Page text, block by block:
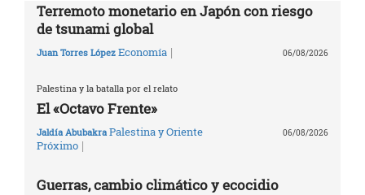
Terremoto monetario en Japón con riesgo
de tsunami global
Juan Torres López Economía | 06/08/2026
Palestina y la batalla por el relato
El «Octavo Frente»
Jaldía Abubakra Palestina y Oriente
Próximo |
06/08/2026
Guerras, cambio climático y ecocidio